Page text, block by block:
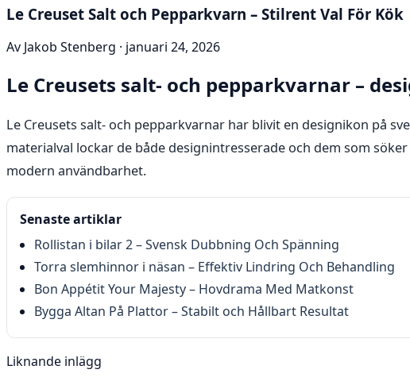
Le Creuset Salt och Pepparkvarn – Stilrent Val För Kök
Av Jakob Stenberg · januari 24, 2026
Le Creusets salt- och pepparkvarnar –
Le Creusets salt- och pepparkvarnar har blivit en designikon på
materialval lockar de både designintresserade och dem som
modern användbarhet.
Senaste artiklar
Rollistan i bilar 2 – Svensk Dubbning Och Spänning
Torra slemhinnor i näsan – Effektiv Lindring Och Behandling
Bon Appétit Your Majesty – Hovdrama Med Matkonst
Bygga Altan På Plattor – Stabilt och Hållbart Resultat
Liknande inlägg